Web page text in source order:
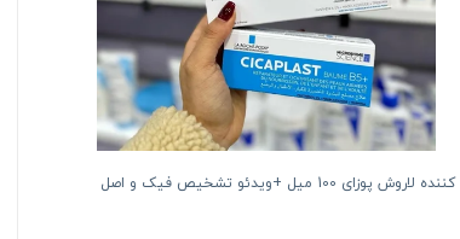
پوزای 100 میل +ویدئو تشخيص فیک و اصل